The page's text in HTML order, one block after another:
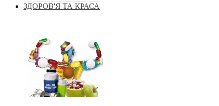
ЗДОРОВ'Я ТА КРАСА